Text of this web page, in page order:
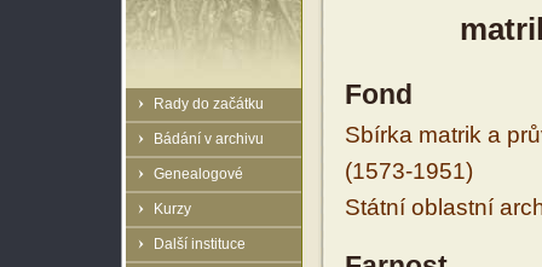
Rady do začátku
Bádání v archivu
Genealogové
Kurzy
Další instituce
Fond
Sbírka matrik a
(1573-1951)
Státní oblastní